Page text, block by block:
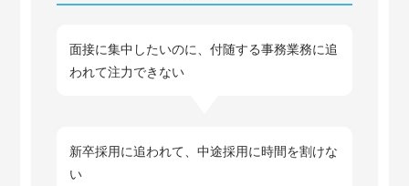
面接に集中したいのに、付随する事務業務に追
われて注力できない
新卒採用に追われて、中途採用に時間を割けな
い